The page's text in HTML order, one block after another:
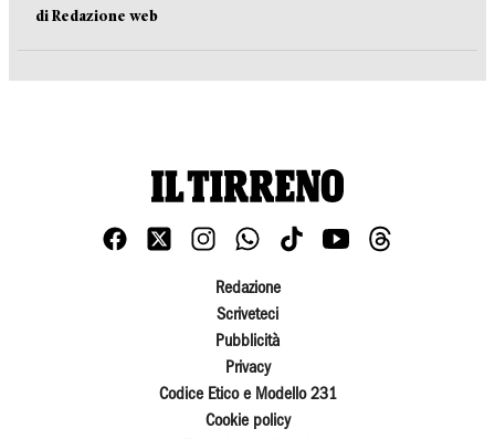
di Redazione web
Redazione
Scriveteci
Pubblicità
Privacy
Codice Etico e Modello 231
Cookie policy